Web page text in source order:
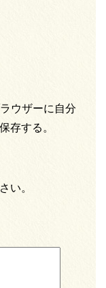
ウザーに自分
存する。
い。